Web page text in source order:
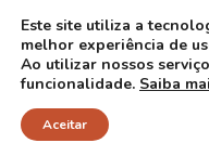
Arquivo para
Este site utiliza a
melhor experiência de
Ao utilizar nossos
funcionalidade. Saiba
Aceitar